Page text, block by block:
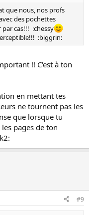
que nous, nos profs
des pochettes
par cas!!! :chessy
:biggrin:
!! C'est à ton
en mettant tes
ne tournent pas les
que lorsque tu
pages de ton
#9